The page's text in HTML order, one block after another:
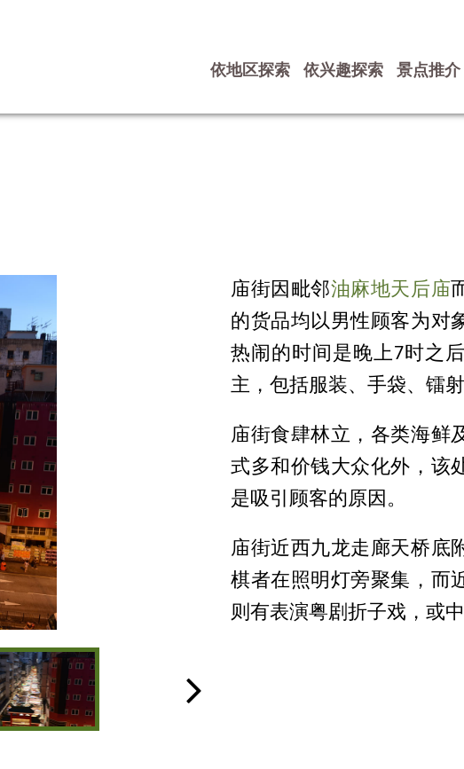
依地区探索 依兴趣探索 景点推介
庙街因毗邻油麻地天后庙
的货品均以男性顾客为对
热闹的时间是晚上7时之
主，包括服装、手袋、镭
庙街食肆林立，各类海鲜
式多和价钱大众化外，该
是吸引顾客的原因。
庙街近西九龙走廊天桥底
棋者在照明灯旁聚集，而
则有表演粤剧折子戏，或